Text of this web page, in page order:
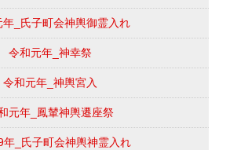
年_氏子町会神輿御霊入れ
令和元年_神幸祭
令和元年_神輿宮入
元年_鳳輦神輿遷座祭
年_氏子町会神輿神霊入れ